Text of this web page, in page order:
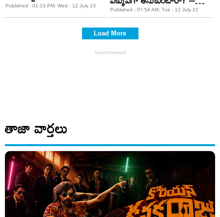
Published - 01:13 PM, Wed - 12 July 23 తస్మాత్ జాగ్రత్త!!
Published - 07:54 AM, Tue - 12 July 22
Load More
తాజా వార్తలు